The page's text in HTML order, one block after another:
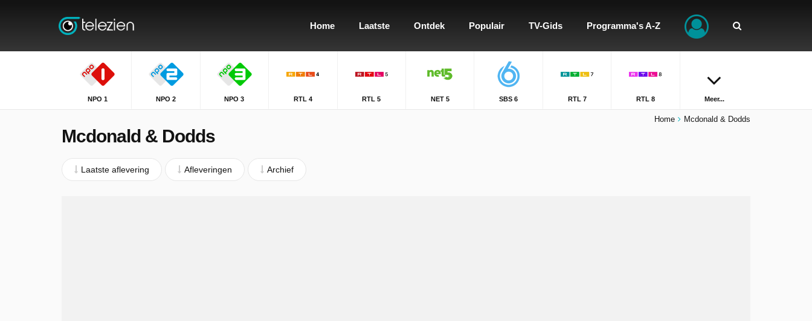
Home Laatste Ontdek Populair TV-Gids Programma's A-Z
NPO 1 NPO 2 NPO 3 RTL 4 RTL 5 NET 5 SBS 6 RTL 7 RTL 8 Meer...
Home Mcdonald & Dodds
Mcdonald & Dodds
Laatste aflevering Afleveringen Archief